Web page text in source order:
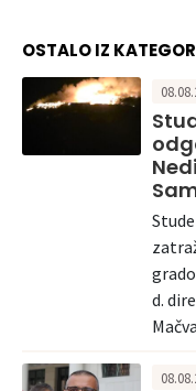
OSTALO IZ
d.